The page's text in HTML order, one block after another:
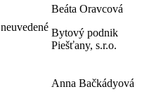
neuvedené
Beáta Oravcová
Bytový podnik
Piešťany, s.r.o.
Anna Bačkádyová